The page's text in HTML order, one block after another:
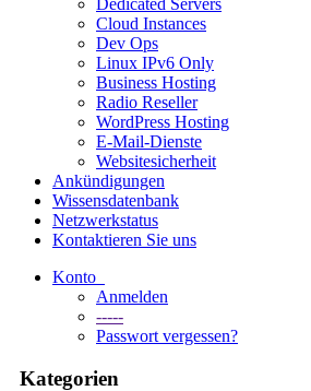
Dedicated Servers
Cloud Instances
Dev Ops
Linux IPv6 Only
Business Hosting
Radio Reseller
WordPress Hosting
E-Mail-Dienste
Websitesicherheit
Ankündigungen
Wissensdatenbank
Netzwerkstatus
Kontaktieren Sie uns
Konto
Anmelden
-----
Passwort vergessen?
Kategorien